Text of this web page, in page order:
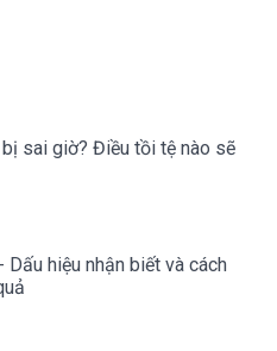
sai giờ? Điều tồi tệ nào sẽ
Dấu hiệu nhận biết và cách